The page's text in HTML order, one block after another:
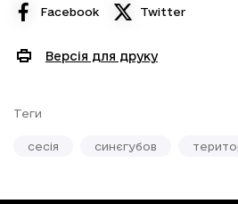
Facebook Twitter
Версія для друку
Теги
сесія синєгубов